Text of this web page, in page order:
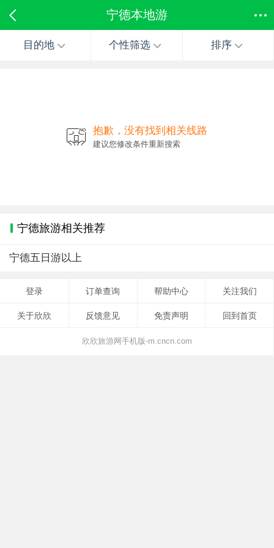
宁德本地游
目的地 个性筛选 排序
抱歉，没有找到相关线路
建议您修改条件重新搜索
宁德旅游相关推荐
宁德五日游以上
登录 订单查询 帮助中心 关注我们
关于欣欣 反馈意见 免责声明 回到首页
欣欣旅游网手机版-m.cncn.com